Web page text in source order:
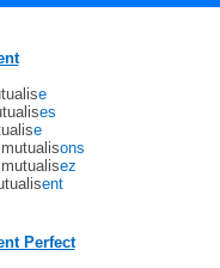
e
es
e
ons
ez
ent
Perfect